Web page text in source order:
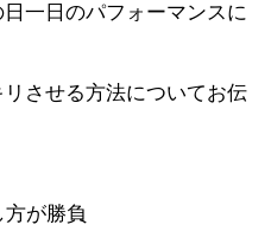
一日のパフォーマンスに
させる方法についてお伝
が勝負